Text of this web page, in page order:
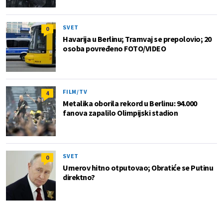
0 SVET
Havarija u Berlinu; Tramvaj se prepolovio; 20
osoba povređeno FOTO/VIDEO
4 FILM/TV
Metalika oborila rekord u Berlinu: 94.000
fanova zapalilo Olimpijski stadion
0 SVET
Umerov hitno otputovao; Obratiće se Putinu
direktno?